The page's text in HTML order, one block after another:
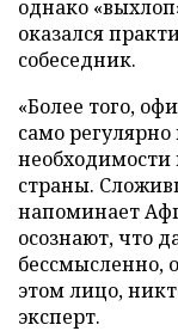
однако
оказался
собеседник.
«Более того,
само
необходимости
страны.
напоминает
осознают, что
бессмысленно,
этом лицо,
эксперт.